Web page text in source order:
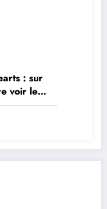
: sur
voir le